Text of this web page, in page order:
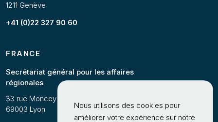
1211 Genève
+41 (0)22 327 90 60
FRANCE
Secrétariat général pour les affaires
régionales
33 rue Moncey
69003 Lyon
Nous utilisons des cookies pour
améliorer votre expérience sur notre